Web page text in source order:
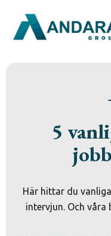
5
Här hittar du
intervjun. Och våra